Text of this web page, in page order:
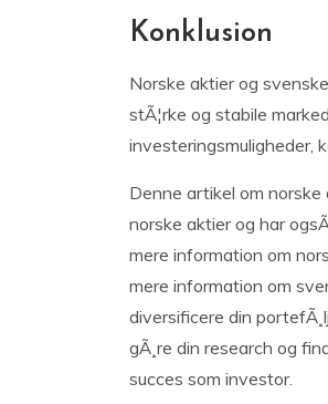
Konklusion
Norske aktier og
stÃ¦rke og stabile
investeringsmuligheder,
Denne artikel om
norske aktier og har
mere information om
mere information om
diversificere din
gÃ¸re din research og
succes som investor.